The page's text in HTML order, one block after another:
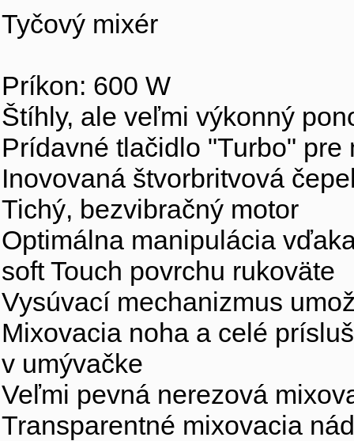
Tyčový mixér
Príkon: 600 W
Štíhly, ale veľmi výkonný
Prídavné tlačidlo "Turbo" pre
Inovovaná štvorbritvová
Tichý, bezvibračný motor
Optimálna manipulácia
soft Touch povrchu rukoväte
Vysúvací mechanizmus
Mixovacia noha a celé
v umývačke
Veľmi pevná nerezová
Transparentné mixovacia